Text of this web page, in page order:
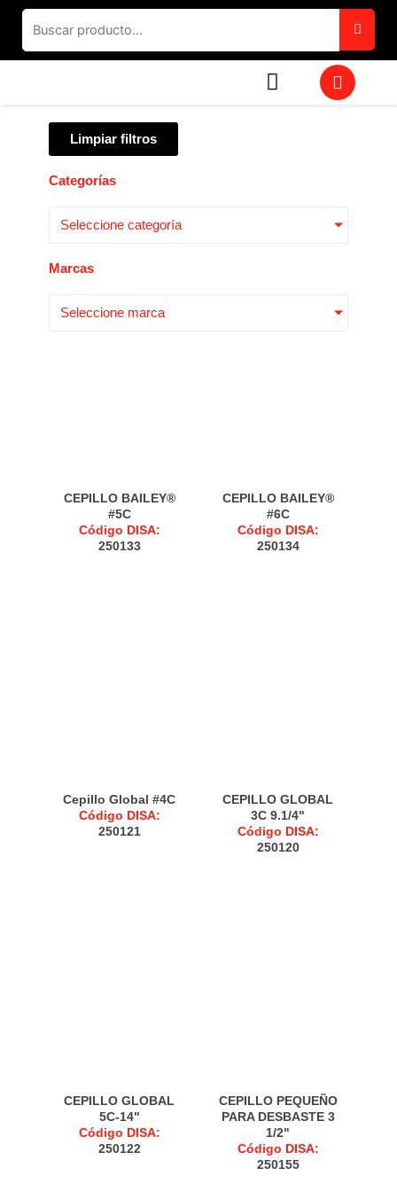
contenido
W
h
Limpiar filtros
Categorías
Seleccione categoría
Marcas
Seleccione marca
CEPILLO BAILEY®
#5C
Código DISA:
250133
CEPILLO BAILEY®
#6C
Código DISA:
250134
Cepillo Global #4C
Código DISA:
250121
CEPILLO GLOBAL
3C 9.1/4"
Código DISA:
250120
CEPILLO GLOBAL
5C-14"
Código DISA:
250122
CEPILLO PEQUEÑO
PARA DESBASTE 3
1/2"
Código DISA:
250155